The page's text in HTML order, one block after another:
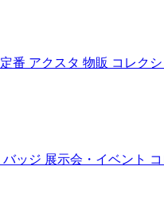
定番 アクスタ 物販 コレク
バッジ 展示会・イベント